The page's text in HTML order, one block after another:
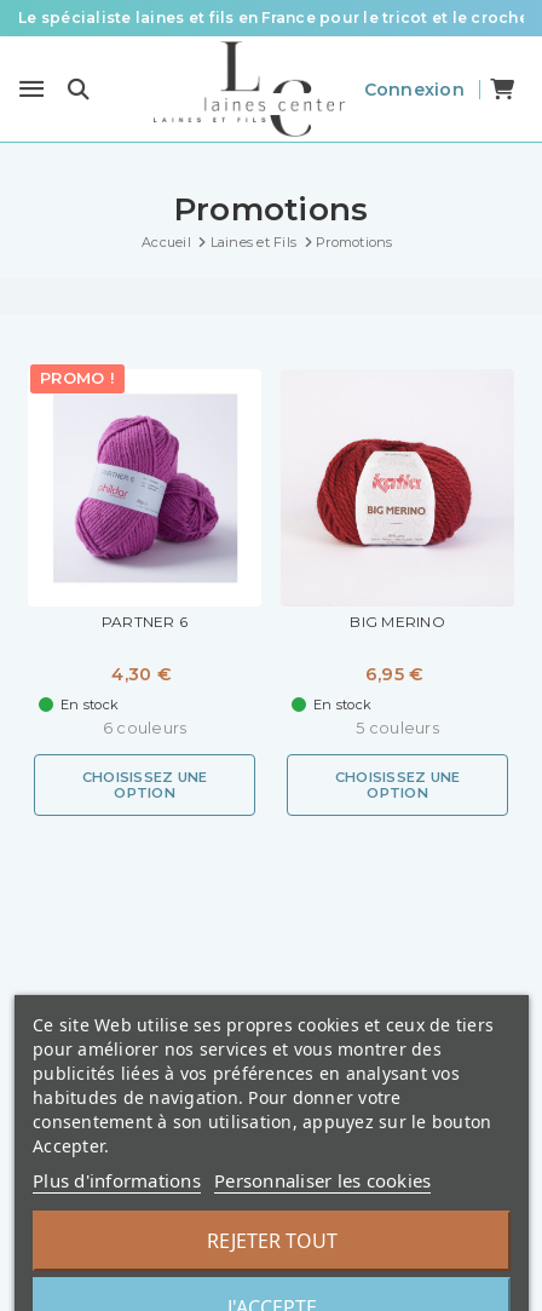
Le spécialiste laines et fils en France pour le tricot et le crochet
Livraison offerte à partir de 58 € d’achat
Connexion
Promotions
Accueil Laines et Fils Promotions
PROMO !
PARTNER 6
4,30 €
En stock
6 couleurs
CHOISISSEZ UNE
OPTION
BIG MERINO
6,95 €
En stock
5 couleurs
CHOISISSEZ UNE
OPTION
Ce site Web utilise ses propres cookies et ceux de tiers
pour améliorer nos services et vous montrer des
publicités liées à vos préférences en analysant vos
habitudes de navigation. Pour donner votre
consentement à son utilisation, appuyez sur le bouton
Accepter.
Plus d'informations Personnaliser les cookies
REJETER TOUT